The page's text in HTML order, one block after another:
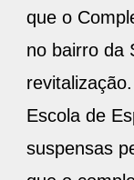
que o
no bairro da
Escola de
suspensas